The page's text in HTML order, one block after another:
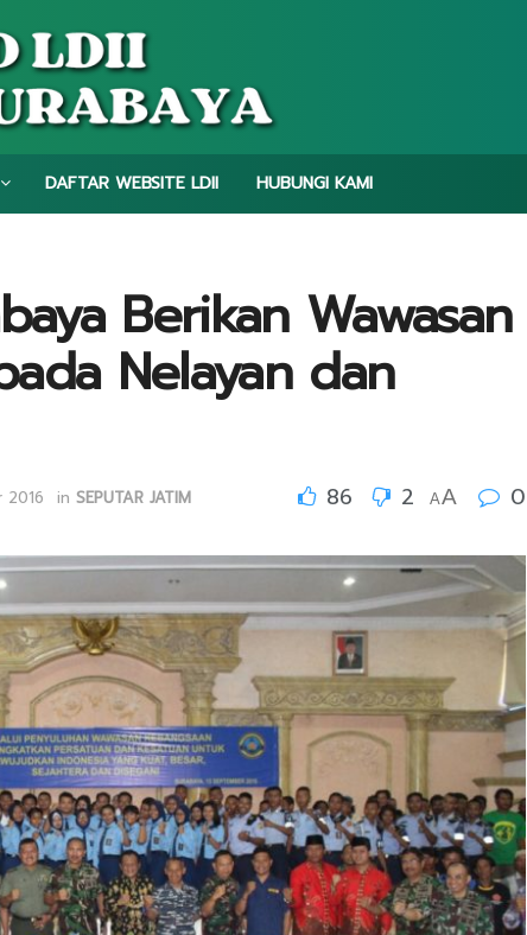
DAFTAR WEBSITE LDII HUBUNGI KAMI
Berikan Wawasan
Nelayan dan
2016 in SEPUTAR JATIM 86 2 AA 0